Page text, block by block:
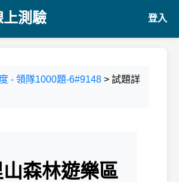
上測驗 登入
- 領隊1000題-6#9148 > 試題詳
山森林遊樂區